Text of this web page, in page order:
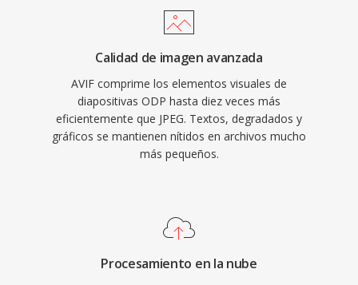
Calidad de imagen avanzada
AVIF comprime los elementos visuales de
diapositivas ODP hasta diez veces más
eficientemente que JPEG. Textos, degradados y
gráficos se mantienen nítidos en archivos mucho
más pequeños.
Procesamiento en la nube